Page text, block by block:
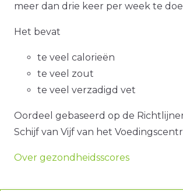
meer dan drie keer per week te
Het bevat
te veel calorieën
te veel zout
te veel verzadigd vet
Oordeel gebaseerd op de
Schijf van Vijf van het
Over gezondheidsscores